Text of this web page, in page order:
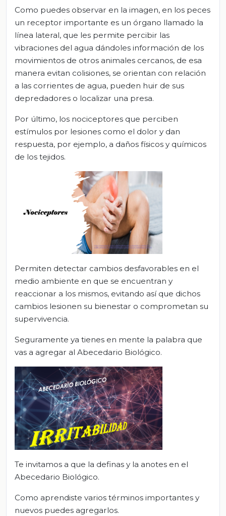
Como puedes observar en la imagen, en los peces
un receptor importante es un órgano llamado la
línea lateral, que les permite percibir las
vibraciones del agua dándoles información de los
movimientos de otros animales cercanos, de esa
manera evitan colisiones, se orientan con relación
a las corrientes de agua, pueden huir de sus
depredadores o localizar una presa.
Por último, los nociceptores que perciben
estímulos por lesiones como el dolor y dan
respuesta, por ejemplo, a daños físicos y químicos
de los tejidos.
Permiten detectar cambios desfavorables en el
medio ambiente en que se encuentran y
reaccionar a los mismos, evitando así que dichos
cambios lesionen su bienestar o comprometan su
supervivencia.
Seguramente ya tienes en mente la palabra que
vas a agregar al Abecedario Biológico.
Te invitamos a que la definas y la anotes en el
Abecedario Biológico.
Como aprendiste varios términos importantes y
nuevos puedes agregarlos.